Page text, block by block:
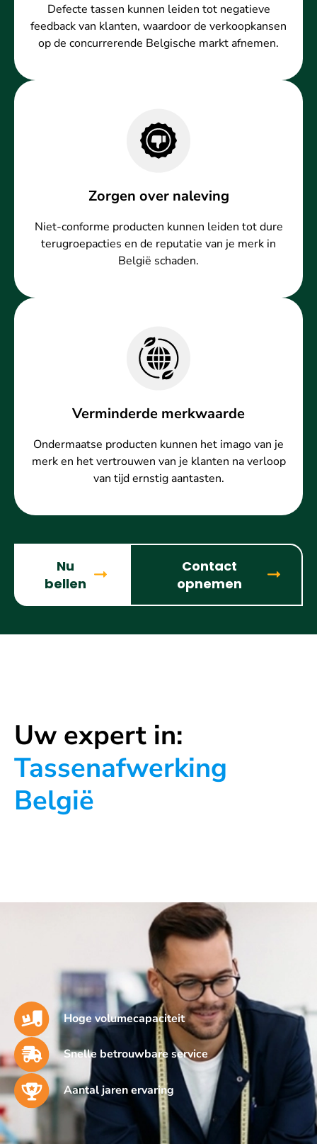
Defecte tassen kunnen leiden tot negatieve
feedback van klanten, waardoor de verkoopkansen
op de concurrerende Belgische markt afnemen.
Zorgen over naleving
Niet-conforme producten kunnen leiden tot dure
terugroepacties en de reputatie van je merk in
België schaden.
Verminderde merkwaarde
Ondermaatse producten kunnen het imago van je
merk en het vertrouwen van je klanten na verloop
van tijd ernstig aantasten.
Nu
bellen
Contact
opnemen
Uw expert in:
Tassenafwerking
België
Hoge volumecapaciteit
Snelle betrouwbare service
Aantal jaren ervaring